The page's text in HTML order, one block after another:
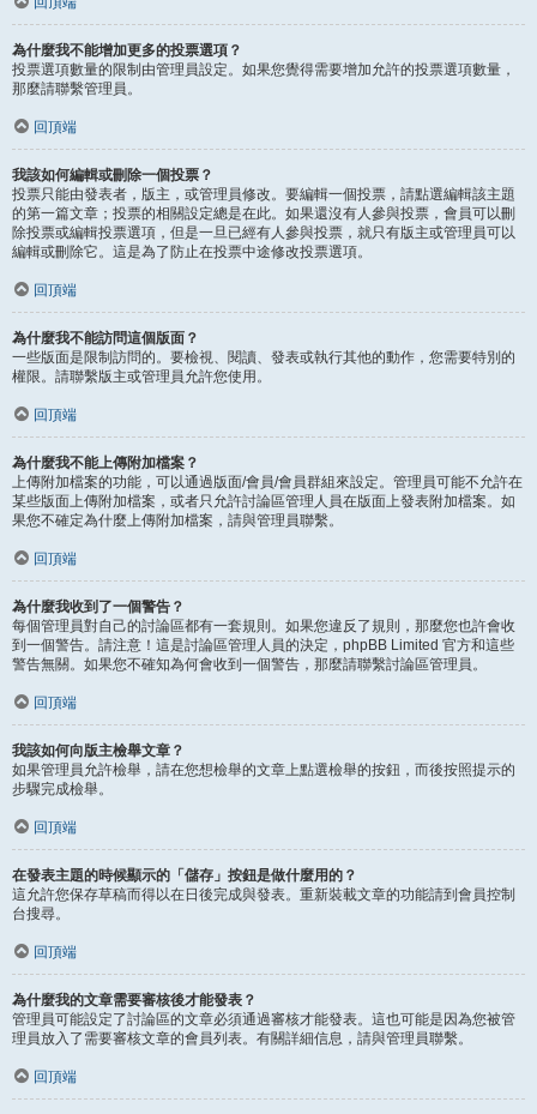
為什麼我不能增加更多的投票選項？
投票選項數量的限制由管理員設定。如果您覺得需要增加允許的投票選項數量，
那麼請聯繫管理員。
回頂端
我該如何編輯或刪除一個投票？
投票只能由發表者，版主，或管理員修改。要編輯一個投票，請點選編輯該主題
的第一篇文章；投票的相關設定總是在此。如果還沒有人參與投票，會員可以刪
除投票或編輯投票選項，但是一旦已經有人參與投票，就只有版主或管理員可以
編輯或刪除它。這是為了防止在投票中途修改投票選項。
回頂端
為什麼我不能訪問這個版面？
一些版面是限制訪問的。要檢視、閱讀、發表或執行其他的動作，您需要特別的
權限。請聯繫版主或管理員允許您使用。
回頂端
為什麼我不能上傳附加檔案？
上傳附加檔案的功能，可以通過版面/會員/會員群組來設定。管理員可能不允許在
某些版面上傳附加檔案，或者只允許討論區管理人員在版面上發表附加檔案。如
果您不確定為什麼上傳附加檔案，請與管理員聯繫。
回頂端
為什麼我收到了一個警告？
每個管理員對自己的討論區都有一套規則。如果您違反了規則，那麼您也許會收
到一個警告。請注意！這是討論區管理人員的決定，phpBB Limited 官方和這些
警告無關。如果您不確知為何會收到一個警告，那麼請聯繫討論區管理員。
回頂端
我該如何向版主檢舉文章？
如果管理員允許檢舉，請在您想檢舉的文章上點選檢舉的按鈕，而後按照提示的
步驟完成檢舉。
回頂端
在發表主題的時候顯示的「儲存」按鈕是做什麼用的？
這允許您保存草稿而得以在日後完成與發表。重新裝載文章的功能請到會員控制
台搜尋。
回頂端
為什麼我的文章需要審核後才能發表？
管理員可能設定了討論區的文章必須通過審核才能發表。這也可能是因為您被管
理員放入了需要審核文章的會員列表。有關詳細信息，請與管理員聯繫。
回頂端